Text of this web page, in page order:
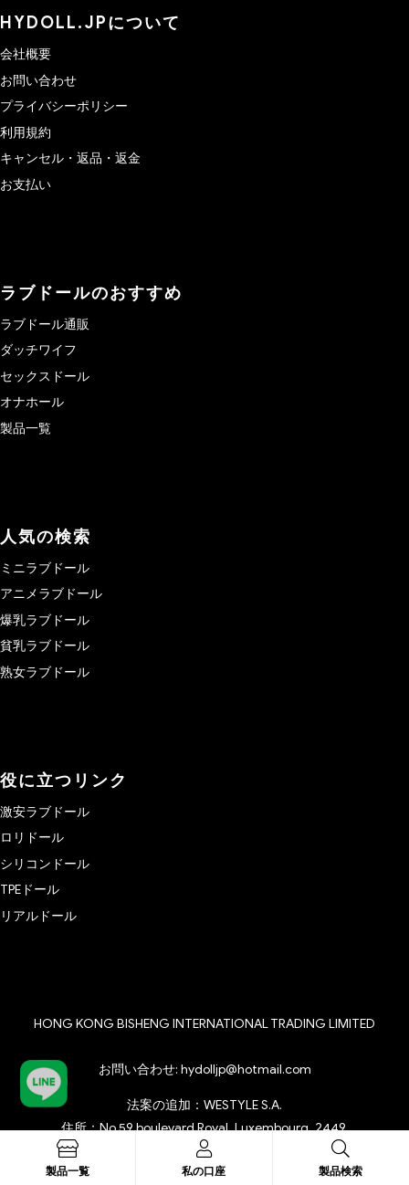
HYDOLL.JPについて
会社概要
お問い合わせ
プライバシーポリシー
利用規約
キャンセル・返品・返金
お支払い
ラブドールのおすすめ
ラブドール通販
ダッチワイフ
セックスドール
オナホール
製品一覧
人気の検索
ミニラブドール
アニメラブドール
爆乳ラブドール
貧乳ラブドール
熟女ラブドール
役に立つリンク
激安ラブドール
ロリドール
シリコンドール
TPEドール
リアルドール
HONG KONG BISHENG INTERNATIONAL TRADING LIMITED
お問い合わせ: hydolljp@hotmail.com
法案の追加：WESTYLE S.A.
住所：No.59 boulevard Royal, Luxembourg, 2449.
特定商取引表示
製品一覧 私の口座 製品検索